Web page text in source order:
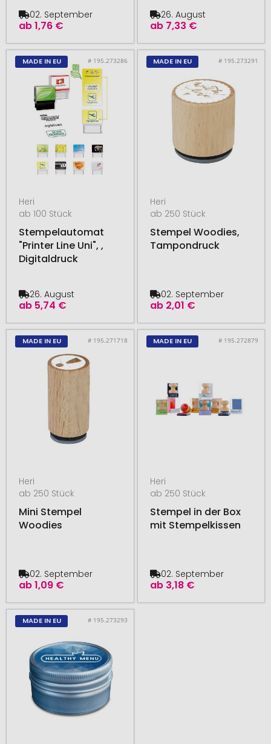
ab1,76 €
02. September
ab 7,33 €
26. August
MADE IN EU # 195.273286
Heri
ab 100 Stück
Stempelautomat
"Printer Line Uni", ,
Digitaldruck
ab 5,74 €
26. August
MADE IN EU # 195.273291
Heri
ab 250 Stück
Stempel Woodies,
Tampondruck
ab 2,01 €
02. September
MADE IN EU # 195.271718
Heri
ab 250 Stück
Mini Stempel
Woodies
ab1,09 €
02. September
MADE IN EU # 195.272879
Heri
ab 250 Stück
Stempel in der Box
mit Stempelkissen
ab 3,18 €
02. September
MADE IN EU # 195.273293